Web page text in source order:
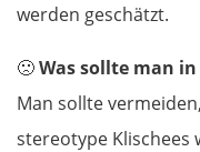
werden geschätzt.
🙁Was sollte man
Man sollte
stereotype Klischees
Slowakei
Bratislava